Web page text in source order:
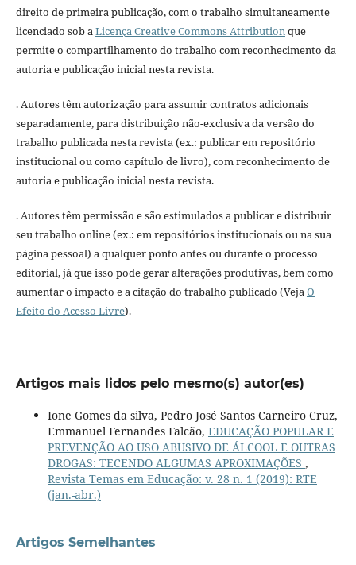
direito de primeira publicação, com o trabalho simultaneamente
licenciado sob aLicença Creative Commons Attributionque
permite o compartilhamento do trabalho com reconhecimento da
autoria e publicação inicial nesta revista.
. Autores têm autorização para assumir contratos adicionais
separadamente, para distribuição não-exclusiva da versão do
trabalho publicada nesta revista (ex.: publicar em repositório
institucional ou como capítulo de livro), com reconhecimento de
autoria e publicação inicial nesta revista.
. Autores têm permissão e são estimulados a publicar e distribuir
seu trabalho online (ex.: em repositórios institucionais ou na sua
página pessoal) a qualquer ponto antes ou durante o processo
editorial, já que isso pode gerar alterações produtivas, bem como
aumentar o impacto e a citação do trabalho publicado (VejaO
Efeito do Acesso Livre).
Artigos mais lidos pelo mesmo(s) autor(es)
Ione Gomes da silva, Pedro José Santos Carneiro Cruz,
Emmanuel Fernandes Falcão, EDUCAÇÃO POPULAR E
PREVENÇÃO AO USO ABUSIVO DE ÁLCOOL E OUTRAS
DROGAS: TECENDO ALGUMAS APROXIMAÇÕES ,
Revista Temas em Educação: v. 28 n. 1 (2019): RTE
(jan.-abr.)
Artigos Semelhantes